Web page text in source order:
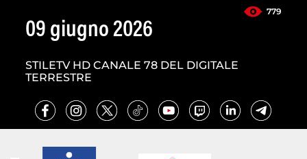
779
09 giugno 2026
STILETV HD CANALE 78 DEL DIGITALE
TERRESTRE